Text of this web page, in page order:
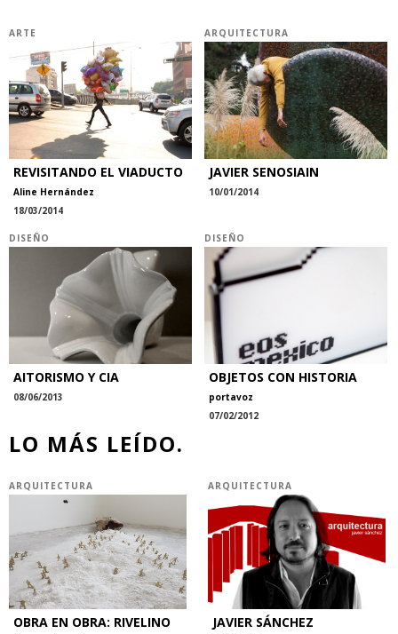
ARTE
REVISITANDO EL VIADUCTO
Aline Hernández
18/03/2014
ARQUITECTURA
JAVIER SENOSIAIN
10/01/2014
DISEÑO
AITORISMO Y CIA
08/06/2013
DISEÑO
OBJETOS CON HISTORIA
portavoz
07/02/2012
LO MÁS LEÍDO.
ARQUITECTURA
OBRA EN OBRA: RIVELINO
ARQUITECTURA
JAVIER SÁNCHEZ